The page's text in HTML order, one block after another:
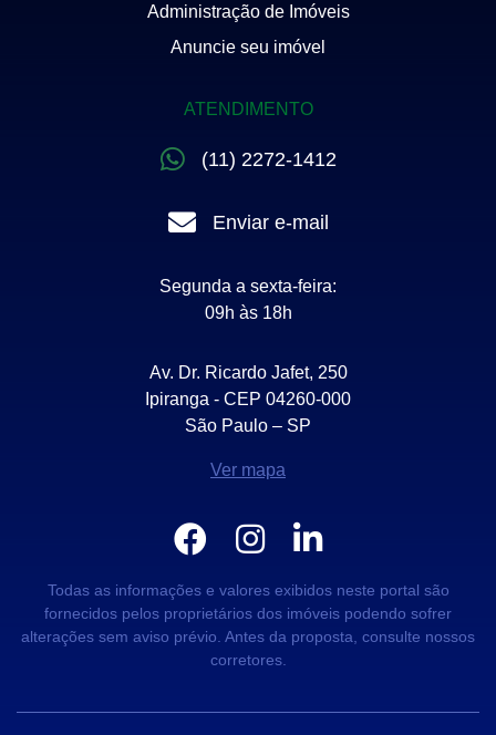
Administração de Imóveis
Anuncie seu imóvel
ATENDIMENTO
(11) 2272-1412
Enviar e-mail
Segunda a sexta-feira:
09h às 18h
Av. Dr. Ricardo Jafet, 250
Ipiranga - CEP 04260-000
São Paulo – SP
Ver mapa
Todas as informações e valores exibidos neste portal são
fornecidos pelos proprietários dos imóveis podendo sofrer
alterações sem aviso prévio. Antes da proposta, consulte nossos
corretores.